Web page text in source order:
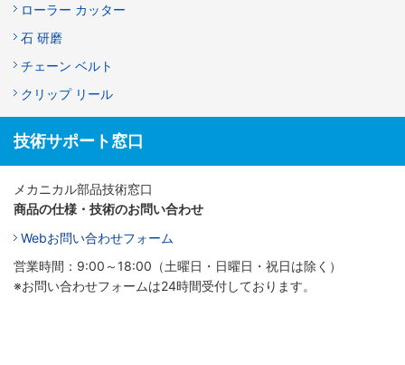
ローラー カッター
石 研磨
チェーン ベルト
クリップ リール
技術サポート窓口
メカニカル部品技術窓口
商品の仕様・技術のお問い合わせ
Webお問い合わせフォーム
営業時間：9:00～18:00（土曜日・日曜日・祝日は除く）
※お問い合わせフォームは24時間受付しております。